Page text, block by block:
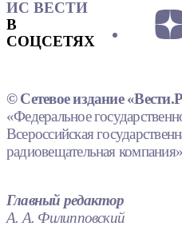
ИС ВЕСТИ
В
СОЦСЕТЯХ
© Сетевое издание
«Федеральное
Всероссийская
радиовещательная
Главный редактор
А. А. Филипповский